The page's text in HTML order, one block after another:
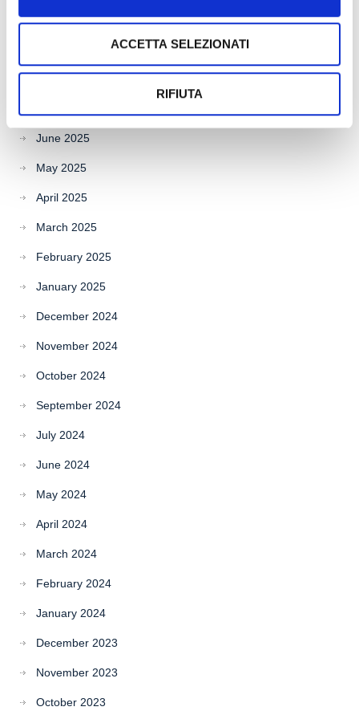
ACCETTA SELEZIONATI
RIFIUTA
November 2025
September 2025
June 2025
May 2025
April 2025
March 2025
February 2025
January 2025
December 2024
November 2024
October 2024
September 2024
July 2024
June 2024
May 2024
April 2024
March 2024
February 2024
January 2024
December 2023
November 2023
October 2023